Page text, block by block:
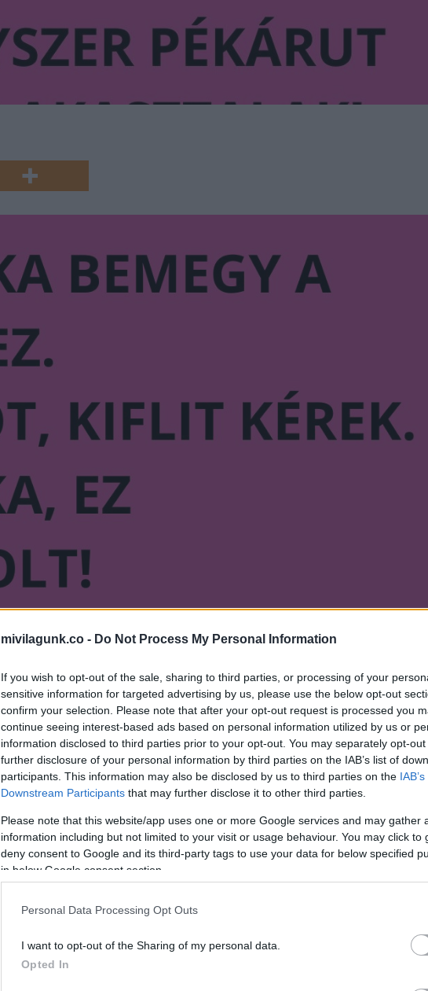
mivilagunk.co - Do Not Process My Personal Information
If you wish to opt-out of the sale, sharing to third parties, or processing of your
sensitive information for targeted advertising by us, please use the below opt-out
confirm your selection. Please note that after your opt-out request is processed you
continue seeing interest-based ads based on personal information utilized by us or
information disclosed to third parties prior to your opt-out. You may separately opt-
further disclosure of your personal information by third parties on the IAB’s list of
participants. This information may also be disclosed by us to third parties on the
Downstream Participants that may further disclose it to other third parties.
Please note that this website/app uses one or more Google services and may gather
information including but not limited to your visit or usage behaviour. You may click to
deny consent to Google and its third-party tags to use your data for below specified
in below Google consent section.
Personal Data Processing Opt Outs
I want to opt-out of the Sharing of my personal data.
Opted In